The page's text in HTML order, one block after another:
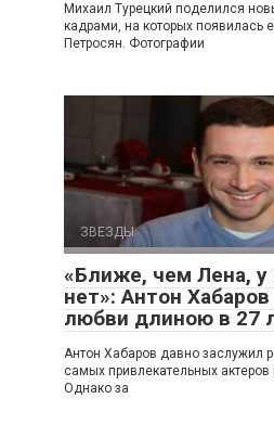
Михаил Турецкий поделился
кадрами, на которых появилась
Петросян. Фотографии
ЗВЕЗДЫ
«Ближе, чем Лена, у
нет»: Антон Хабаров
любви длиною в 27
Антон Хабаров давно заслужил
самых привлекательных актеров
Однако за